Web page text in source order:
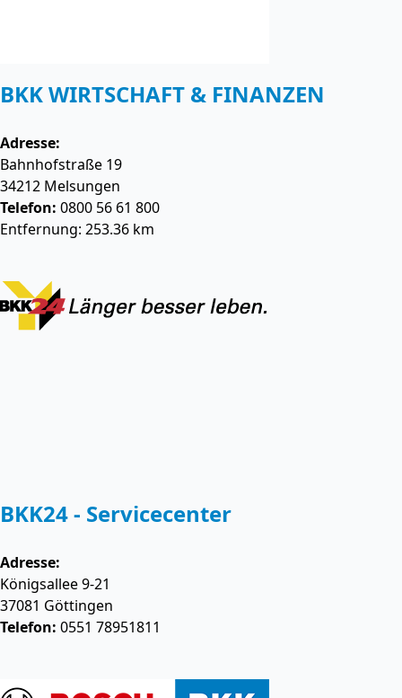
BKK WIRTSCHAFT & FINANZEN
Adresse:
Bahnhofstraße 19
34212 Melsungen
Telefon: 0800 56 61 800
Entfernung: 253.36 km
BKK24 - Servicecenter
Adresse:
Königsallee 9-21
37081 Göttingen
Telefon: 0551 78951811